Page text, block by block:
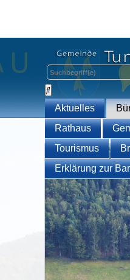
Aktuelles
Rathaus
Tourismus
Erklärung zur